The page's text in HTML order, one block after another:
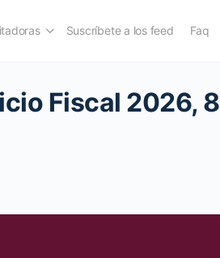
Suscríbete a los feed Faq
Fiscal 2026, 8